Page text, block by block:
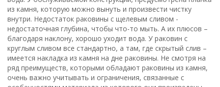
из камня, которую можно вынуть и произвести чистку
внутри. Недостаток раковины с щелевым сливом -
недостаточная глубина, чтобы что-то мыть. А их плюсов –
благодаря наклону, хорошо уходит вода. У раковин с
круглым сливом все стандартно, а там, где скрытый слив –
имеется накладка из камня на дне раковины. Не смотря на
ряд преимуществ, которыми обладают раковины из камня,
очень важно учитывать и ограничения, связанные с